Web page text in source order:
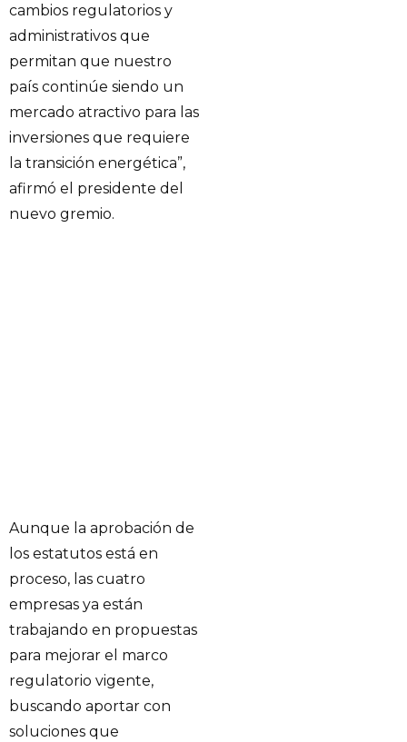
cambios regulatorios y
administrativos que
permitan que nuestro
país continúe siendo un
mercado atractivo para las
inversiones que requiere
la transición energética”,
afirmó el presidente del
nuevo gremio.
Aunque la aprobación de
los estatutos está en
proceso, las cuatro
empresas ya están
trabajando en propuestas
para mejorar el marco
regulatorio vigente,
buscando aportar con
soluciones que